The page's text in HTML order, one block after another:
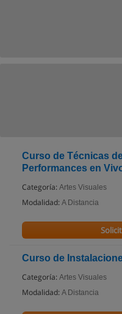
Curso de Técnicas
Performances en
Categoría: Artes Visuales
Modalidad: A Distancia
Curso de
Categoría: Artes Visuales
Modalidad: A Distancia